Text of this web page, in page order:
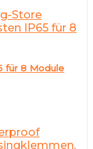
Store
für 8 Module